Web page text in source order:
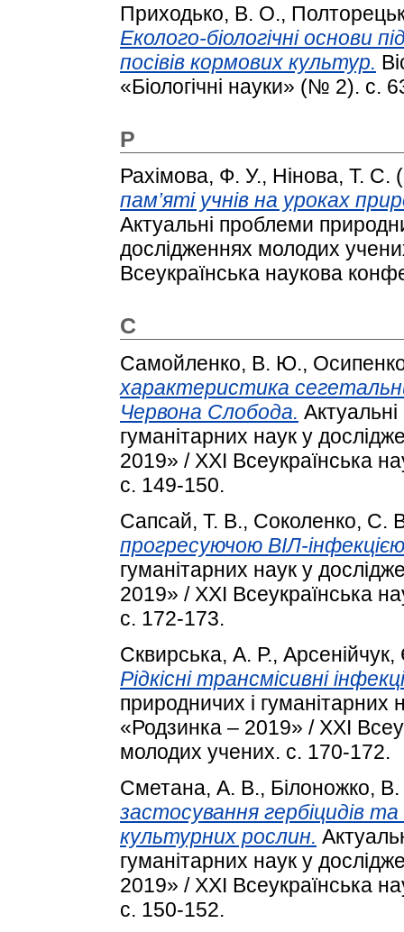
Приходько, В. О.,
Еколого-біологічні основи
посівів кормових культур.
«Біологічні науки» (№ 2). с.
Р
Рахімова, Ф. У., Нінова, Т. С.
пам’яті учнів на уроках
Актуальні проблеми
дослідженнях молодих
Всеукраїнська наукова
С
Самойленко, В. Ю.,
характеристика
Червона Слобода.
гуманітарних наук у
2019» / XXІ Всеукраїнська
с. 149-150.
Сапсай, Т. В., Соколенко, С.
прогресуючою ВІЛ-
гуманітарних наук у
2019» / XXІ Всеукраїнська
с. 172-173.
Сквирська, А. Р.,
Рідкісні трансмісивні
природничих і
«Родзинка – 2019» / XXІ
молодих учених. с. 170-172.
Сметана, А. В., Білоножко,
застосування гербіцидів та
культурних рослин.
гуманітарних наук у
2019» / XXІ Всеукраїнська
с. 150-152.